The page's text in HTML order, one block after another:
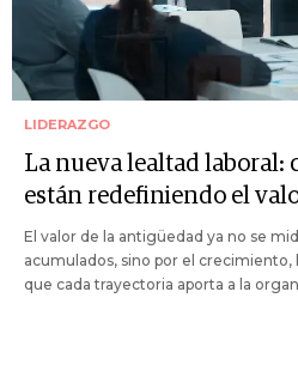
LIDERAZGO
La nueva lealtad laboral:
están redefiniendo el
El valor de la antigüedad ya no se
acumulados, sino por el crecimiento,
que cada trayectoria aporta a la